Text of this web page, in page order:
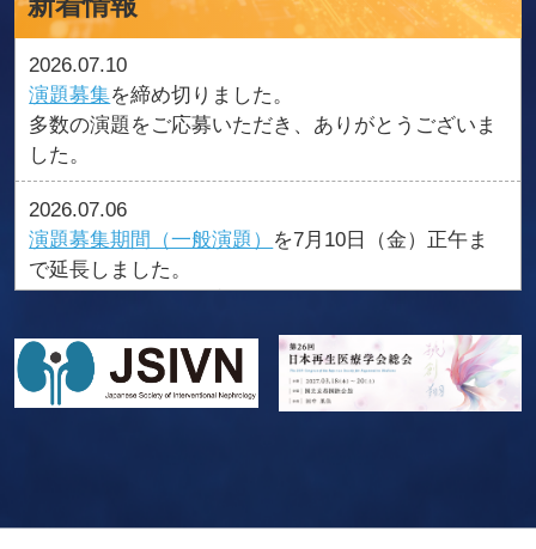
2026.07.10
演題募集を締め切りました。
多数の演題をご応募いただき、ありがとうございま
した。
2026.07.06
演題募集期間（一般演題） を7月10日（金）正午ま
で延長しました。
2026.06.29
演題募集期間（一般演題、YIA、CMA）
を7月6日
（月）正午まで延長しました。
た。